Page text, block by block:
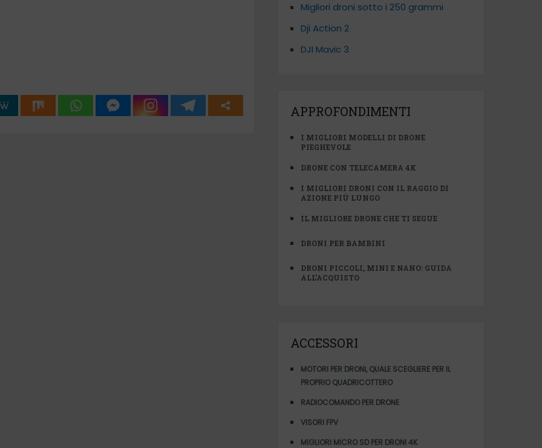
Migliori droni sotto i 250 grammi
Dji Action 2
DJI Mavic 3
APPROFONDIMENTI
I MIGLIORI MODELLI DI DRONE
PIEGHEVOLE
DRONE CON TELECAMERA 4K
I MIGLIORI DRONI CON IL RAGGIO DI
AZIONE PIÙ LUNGO
IL MIGLIORE DRONE CHE TI SEGUE
DRONI PER BAMBINI
DRONI PICCOLI, MINI E NANO: GUIDA
ALL’ACQUISTO
ACCESSORI
MOTORI PER DRONI, QUALE SCEGLIERE PER IL
PROPRIO QUADRICOTTERO
RADIOCOMANDO PER DRONE
VISORI FPV
MIGLIORI MICRO SD PER DRONI 4K